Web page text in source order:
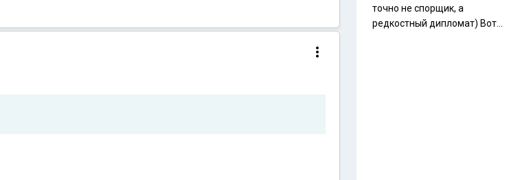
точно не спорщик, а
редкостный дипломат) Вот,